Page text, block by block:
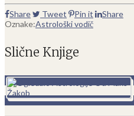
Share Tweet Pin it
Share
Oznake:Astrološki vodič
Slične Knjige